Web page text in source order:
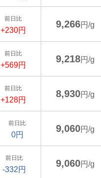
前日比
+230円
9,266円/g
前日比
+569円
9,218円/g
前日比
+128円
8,930円/g
前日比
0円
9,060円/g
前日比
-332円
9,060円/g